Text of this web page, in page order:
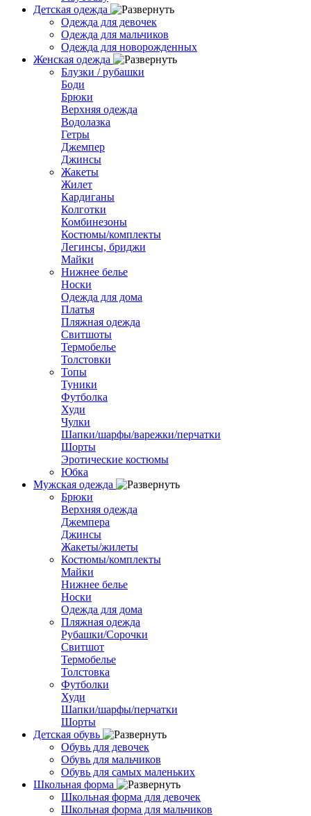
Детская одежда
Одежда для девочек
Одежда для мальчиков
Одежда для новорожденных
Женская одежда
Блузки / рубашки
Боди
Брюки
Верхняя одежда
Водолазка
Гетры
Джемпер
Джинсы
Жакеты
Жилет
Кардиганы
Колготки
Комбинезоны
Костюмы/комплекты
Легинсы, бриджи
Майки
Нижнее белье
Носки
Одежда для дома
Платья
Пляжная одежда
Свитшоты
Термобелье
Толстовки
Топы
Туники
Футболка
Худи
Чулки
Шапки/шарфы/варежки/перчатки
Шорты
Эротические костюмы
Юбка
Мужская одежда
Брюки
Верхняя одежда
Джемпера
Джинсы
Жакеты/жилеты
Костюмы/комплекты
Майки
Нижнее белье
Носки
Одежда для дома
Пляжная одежда
Рубашки/Сорочки
Свитшот
Термобелье
Толстовка
Футболки
Худи
Шапки/шарфы/перчатки
Шорты
Детская обувь
Обувь для девочек
Обувь для мальчиков
Обувь для самых маленьких
Школьная форма
Школьная форма для девочек
Школьная форма для мальчиков